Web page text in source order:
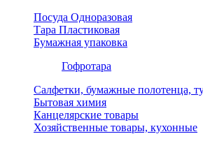
Посуда Одноразовая
Тара Пластиковая
Бумажная упаковка
Гофротара
Салфетки, бумажные полотенца,
Бытовая химия
Канцелярские товары
Хозяйственные товары, кухонные